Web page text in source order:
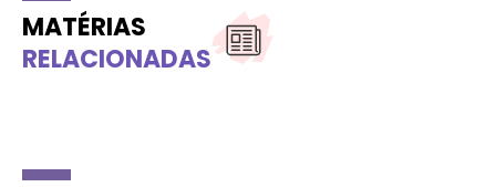
MATÉRIAS
RELACIONADAS